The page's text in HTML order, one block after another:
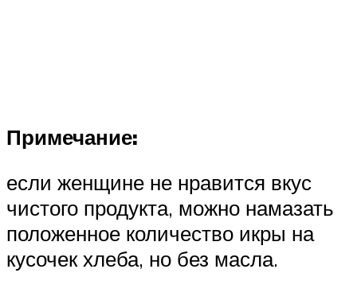
Примечание:
если женщине не нравится вкус
чистого продукта, можно намазать
положенное количество икры на
кусочек хлеба, но без масла.